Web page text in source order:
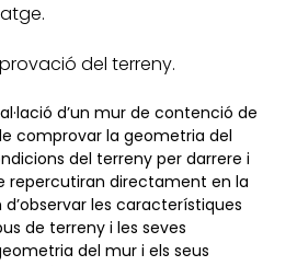
del terreny.
d’un mur de contenció de
comprovar la geometria del
del terreny per darrere i
repercutiran directament en la
les característiques
de terreny i les seves
del mur i els seus